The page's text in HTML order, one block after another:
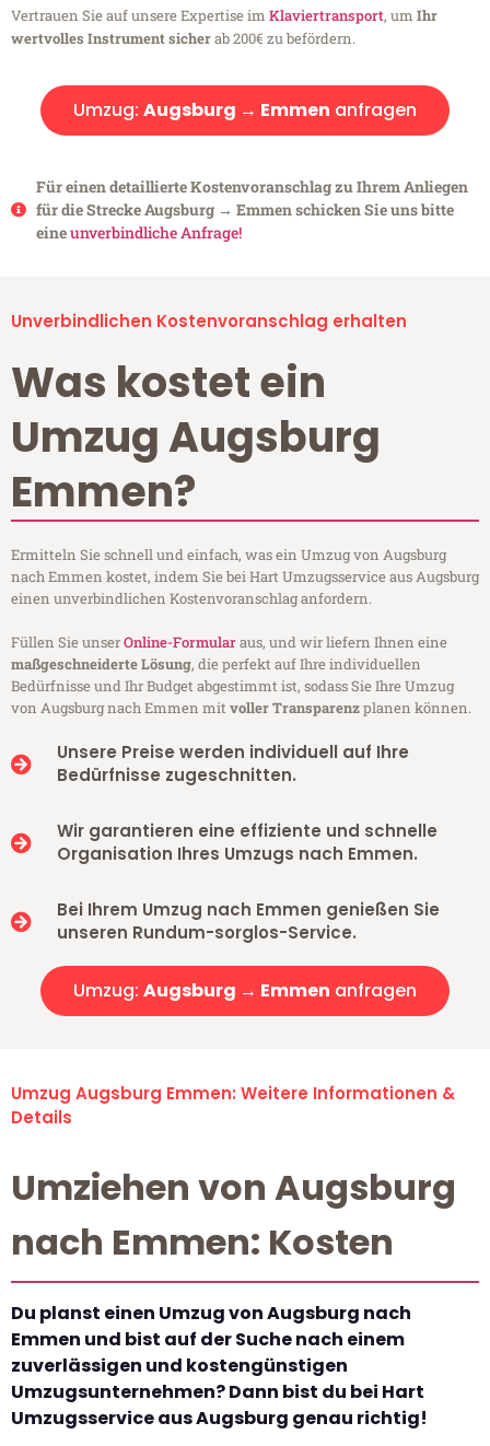
Vertrauen Sie auf unsere Expertise im Klaviertransport, um Ihr
wertvolles Instrument sicherab 200€ zu befördern.
Umzug: Augsburg → Emmen anfragen
Für einen detaillierte Kostenvoranschlag zu Ihrem Anliegen
für die Strecke Augsburg → Emmen schicken Sie uns bitte
eineunverbindliche Anfrage!
Unverbindlichen Kostenvoranschlag erhalten
Was kostet ein
Umzug Augsburg
Emmen?
Ermitteln Sie schnell und einfach, was ein Umzug von Augsburg
nach Emmen kostet, indem Sie bei Hart Umzugsservice aus Augsburg
einen unverbindlichen Kostenvoranschlag anfordern.
Füllen Sie unserOnline-Formularaus, und wir liefern Ihnen eine
maßgeschneiderte Lösung, die perfekt auf Ihre individuellen
Bedürfnisse und Ihr Budget abgestimmt ist, sodass Sie Ihre Umzug
von Augsburg nach Emmen mitvoller Transparenzplanen können.
Unsere Preise werden individuell auf Ihre
Bedürfnisse zugeschnitten.
Wir garantieren eine effiziente und schnelle
Organisation Ihres Umzugs nach Emmen.
Bei Ihrem Umzug nach Emmen genießen Sie
unseren Rundum-sorglos-Service.
Umzug: Augsburg → Emmen anfragen
Umzug Augsburg Emmen: Weitere Informationen &
Details
Umziehen von Augsburg
nach Emmen: Kosten
Du planst einen Umzug von Augsburg nach
Emmen und bist auf der Suche nach einem
zuverlässigen und kostengünstigen
Umzugsunternehmen? Dann bist du bei Hart
Umzugsservice aus Augsburg genau richtig!